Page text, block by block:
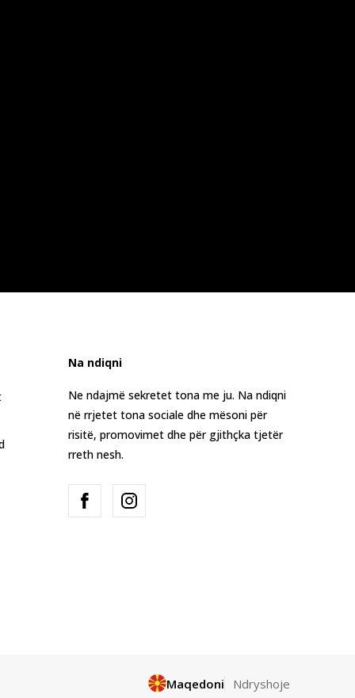
Na ndiqni
Ne ndajmë sekretet tona me ju. Na ndiqni
në rrjetet tona sociale dhe mësoni për
risitë, promovimet dhe për gjithçka tjetër
rreth nesh.
Maqedoni Ndryshoje